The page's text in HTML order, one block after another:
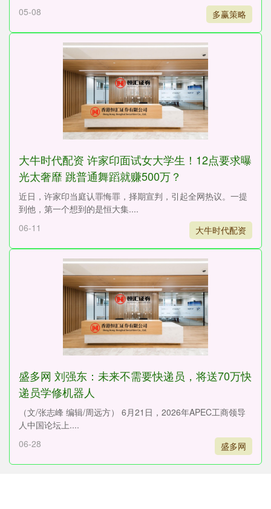
05-08
多赢策略
大牛时代配资 许家印面试女大学生！12点要求曝
光太奢靡 跳普通舞蹈就赚500万？
近日，许家印当庭认罪悔罪，择期宣判，引起全网热议。一提
到他，第一个想到的是恒大集....
06-11
大牛时代配资
盛多网 刘强东：未来不需要快递员，将送70万快
递员学修机器人
（文/张志峰 编辑/周远方） 6月21日，2026年APEC工商领导
人中国论坛上....
06-28
盛多网